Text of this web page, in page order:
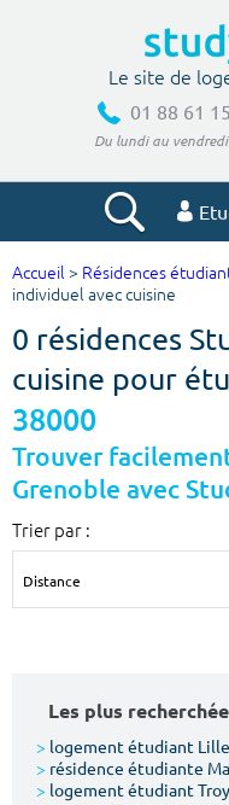
Le site de
01 88 61
Du lundi au
Ville, école
Budget min
Votre date d'entrée
Accueil > Résidences
individuel avec cuisine
0 résidences
cuisine pour
38000
Trouver
Grenoble avec
Trier par :
Les plus
> logement étudiant Lille
> résidence étudiante
> logement étudiant